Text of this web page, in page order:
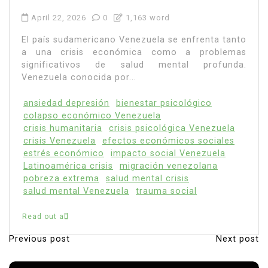
April 22, 2026 0 1,163 word
El país sudamericano Venezuela se enfrenta tanto
a una crisis económica como a problemas
significativos de salud mental profunda.
Venezuela conocida por...
ansiedad depresión
bienestar psicológico
colapso económico Venezuela
crisis humanitaria
crisis psicológica Venezuela
crisis Venezuela
efectos económicos sociales
estrés económico
impacto social Venezuela
Latinoamérica crisis
migración venezolana
pobreza extrema
salud mental crisis
salud mental Venezuela
trauma social
Read out all
P
o
Previous post Next post